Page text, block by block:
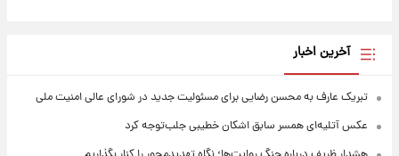
آخرین اخبار
تبریک عارف به محسن رضایی برای مسئولیت جدید در شورای عالی امنیت ملی
عکس‌ آتلیه‌ای همسر سابق اشکان خطیبی جلب‌توجه کرد